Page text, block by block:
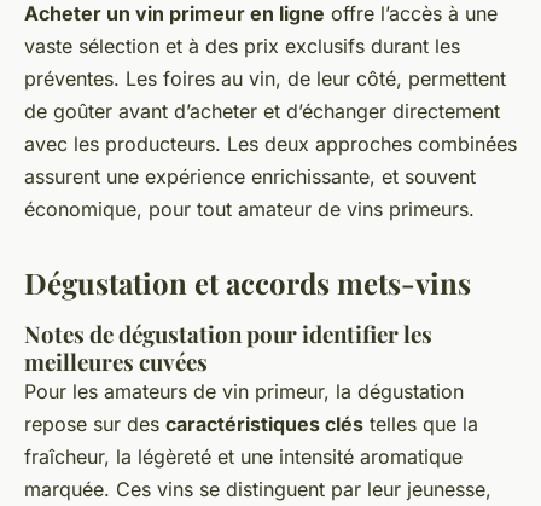
Acheter un vin primeur en ligne offre l’accès à une
vaste sélection et à des prix exclusifs durant les
préventes. Les foires au vin, de leur côté, permettent
de goûter avant d’acheter et d’échanger directement
avec les producteurs. Les deux approches combinées
assurent une expérience enrichissante, et souvent
économique, pour tout amateur de vins primeurs.
Dégustation et accords mets-vins
Notes de dégustation pour identifier les
meilleures cuvées
Pour les amateurs de vin primeur, la dégustation
repose sur des caractéristiques clés telles que la
fraîcheur, la légèreté et une intensité aromatique
marquée. Ces vins se distinguent par leur jeunesse,